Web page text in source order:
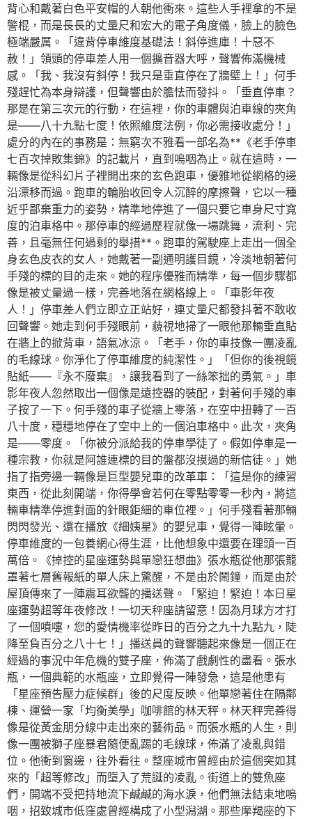
背心和戴著白色平安帽的人朝他衝來。這些人手裡拿的不是
警棍，而是長長的丈量尺和宏大的電子角度儀，臉上的臉色
極端嚴厲。「違背停車維度基礎法！斜停進庫！十惡不
赦！」領頭的停車差人用一個擴音器大呼，聲響佈滿機械
感。「我、我沒有斜停！我只是垂直停在了牆壁上！」何手
殘趕忙為本身辯護，但聲響由於膽怯而發抖。「垂直停車？
那是在第三次元的行動，在這裡，你的車體與泊車線的夾角
是——八十九點七度！依照維度法例，你必需接收處分！」
處分的內在的事務是：無窮次不雅看一部名為**《老手停車
七百次掉敗集錦》的記載片，直到嗚咽為止。就在這時，一
輛像是從科幻片子裡開出來的玄色跑車，優雅地從網格的邊
沿漂移而過。跑車的輪胎收回令人沉醉的摩擦聲，它以一種
近乎鄙棄重力的姿勢，精準地停進了一個只要它車身尺寸寬
度的泊車格中。那停車的經過歷程就像一場跳舞，流利、完
善，且毫無任何過剩的舉措**。跑車的駕駛座上走出一個全
身玄色皮衣的女人，她戴著一副通明護目鏡，冷淡地朝著何
手殘的標的目的走來。她的程序優雅而精準，每一個步驟都
像是被丈量過一樣，完善地落在網格線上。「車影年夜
人！」停車差人們立即立正站好，連丈量尺都發抖著不敢收
回聲響。她走到何手殘眼前，藐視地掃了一眼他那輛垂直貼
在牆上的掀背車，語氣冰涼。「老手，你的車技像一團凌亂
的毛線球。你淨化了停車維度的純潔性。」「但你的後視鏡
貼紙——『永不廢棄』，讓我看到了一絲笨拙的勇氣。」車
影年夜人忽然取出一個像是遠控器的裝配，對著何手殘的車
子按了一下。何手殘的車子從牆上零落，在空中扭轉了一百
八十度，穩穩地停在了空中上的一個泊車格中。此次，夾角
是——零度。「你被分派給我的停車學徒了。假如停車是一
種宗教，你就是阿誰連標的目的盤都沒摸過的新信徒。」她
指了指旁邊一輛像是巨型嬰兒車的改革車：「這是你的練習
東西，從此刻開端，你得學會若何在零點零零一秒內，將這
輛車精準停進對面的針眼鉅細的車位裡。」何手殘看著那輛
閃閃發光、還在播放《細姨星》的嬰兒車，覺得一陣眩暈。
停車維度的一包養網心得生涯，比他想象中還要在理頭一百
萬倍。《掉控的星座運勢與單戀狂想曲》張水瓶從他那張籠
罩著七層舊報紙的單人床上驚醒，不是由於鬧鐘，而是由於
屋頂傳來了一陣震耳欲聾的播送聲。「緊迫！緊迫！本日星
座運勢超等年夜修改！一切天秤座請留意！因為月球方才打
了一個噴嚏，您的愛情機率從昨日的百分之九十九點九，陡
降至負百分之八十七！」播送員的聲響聽起來像是一個正在
經過的事況中年危機的雙子座，佈滿了戲劇性的盡看。張水
瓶，一個典範的水瓶座，立即覺得一陣發急，這是他患有
「星座預告壓力症候群」後的尺度反映。他單戀著住在隔鄰
棟、運營一家「均衡美學」咖啡館的林天秤。林天秤完善得
像是從黃金朋分線中走出來的藝術品。而張水瓶的人生，則
像一團被獅子座暴君隨便亂踢的毛線球，佈滿了凌亂與錯
位。他衝到窗邊，往外看往。整座城市曾經由於這個突如其
來的「超等修改」而墮入了荒誕的凌亂。街道上的雙魚座
們，開端不受把持地流下鹹鹹的海水淚，他們無法結束地嗚
咽，招致城市低窪處曾經構成了小型潟湖。那些摩羯座的下